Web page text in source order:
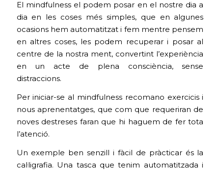
El mindfulness el podem posar en el nostre dia a
dia en les coses més simples, que en algunes
ocasions hem automatitzat i fem mentre pensem
en altres coses, les podem recuperar i posar al
centre de la nostra ment, convertint l’experiència
en un acte de plena consciència, sense
distraccions.
Per iniciar-se al mindfulness recomano exercicis i
nous aprenentatges, que com que requeriran de
noves destreses faran que hi haguem de fer tota
l’atenció.
Un exemple ben senzill i fàcil de pràcticar és la
cal·ligrafia. Una tasca que tenim automatitzada i